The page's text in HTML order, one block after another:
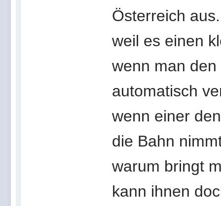
Österreich
weil es einen
wenn man
automatisch
wenn einer
die Bahn
warum bringt
kann ihnen